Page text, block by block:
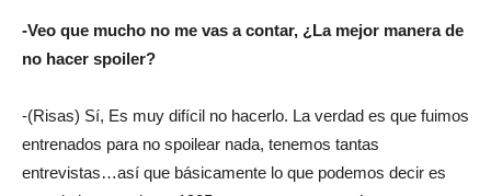
-Veo que mucho no me vas a contar, ¿La mejor manera de
no hacer spoiler?
-(Risas) Sí, Es muy difícil no hacerlo. La verdad es que fuimos
entrenados para no spoilear nada, tenemos tantas
entrevistas…así que básicamente lo que podemos decir es